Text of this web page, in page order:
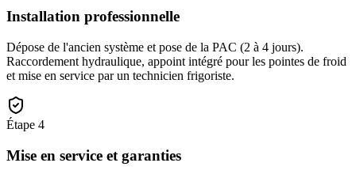
Installation professionnelle
Dépose de l'ancien système et pose de la PAC (2 à 4 jours).
Raccordement hydraulique, appoint intégré pour les pointes de froid
et mise en service par un technicien frigoriste.
Étape 4
Mise en service et garanties